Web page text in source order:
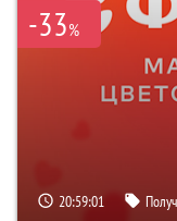
-33%
20:59:00